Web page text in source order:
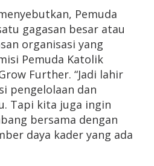
Pemuda
gagasan besar atau
organisasi yang
Pemuda Katolik
Further. “Jadi lahir
pengelolaan dan
Tapi kita juga ingin
bersama dengan
daya kader yang ada